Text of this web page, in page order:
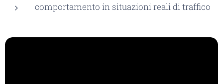
comportamento in situazioni reali di traffico